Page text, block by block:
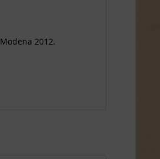
2012.